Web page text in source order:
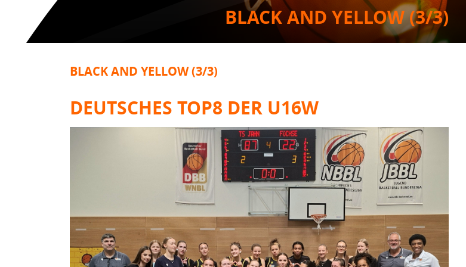
BLACK AND YELLOW (3/3)
BLACK AND YELLOW (3/3)
DEUTSCHES TOP8 DER U16W